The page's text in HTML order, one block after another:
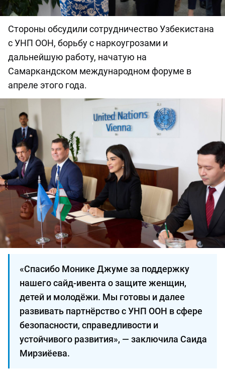
Стороны обсудили сотрудничество Узбекистана
с УНП ООН, борьбу с наркоугрозами и
дальнейшую работу, начатую на
Самаркандском международном форуме в
апреле этого года.
«Спасибо Монике Джуме за поддержку
нашего сайд-ивента о защите женщин,
детей и молодёжи. Мы готовы и далее
развивать партнёрство с УНП ООН в сфере
безопасности, справедливости и
устойчивого развития», — заключила Саида
Мирзиёева.